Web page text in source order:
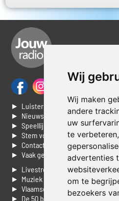
Wij
Wij maken
andere
uw
te
advertenties
om te
bezoekers
► Luisteren naar Jouwradio
► Nieuws
► Speellijst
► Stem voor de Dag top 3
► Contacteer ons
► Vaak gestelde vragen
► Livestream informatie
► Muziek opzoeken
► Vlaamse 100 Aller tijden
► De 50 beste van...